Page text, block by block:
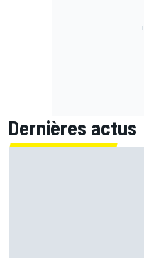
Dernières actus